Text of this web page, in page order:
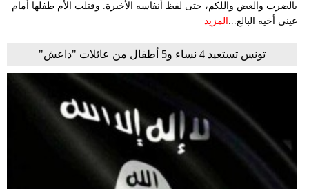
بالضرب والعض واللكم، حتى لفظ أنفاسه الأخيرة. وقتلت الأم طفلها أمام
عيني أخيه البالغ... المزيد
تونس تستعيد 4 نساء و5 أطفال من عائلات "داعش"